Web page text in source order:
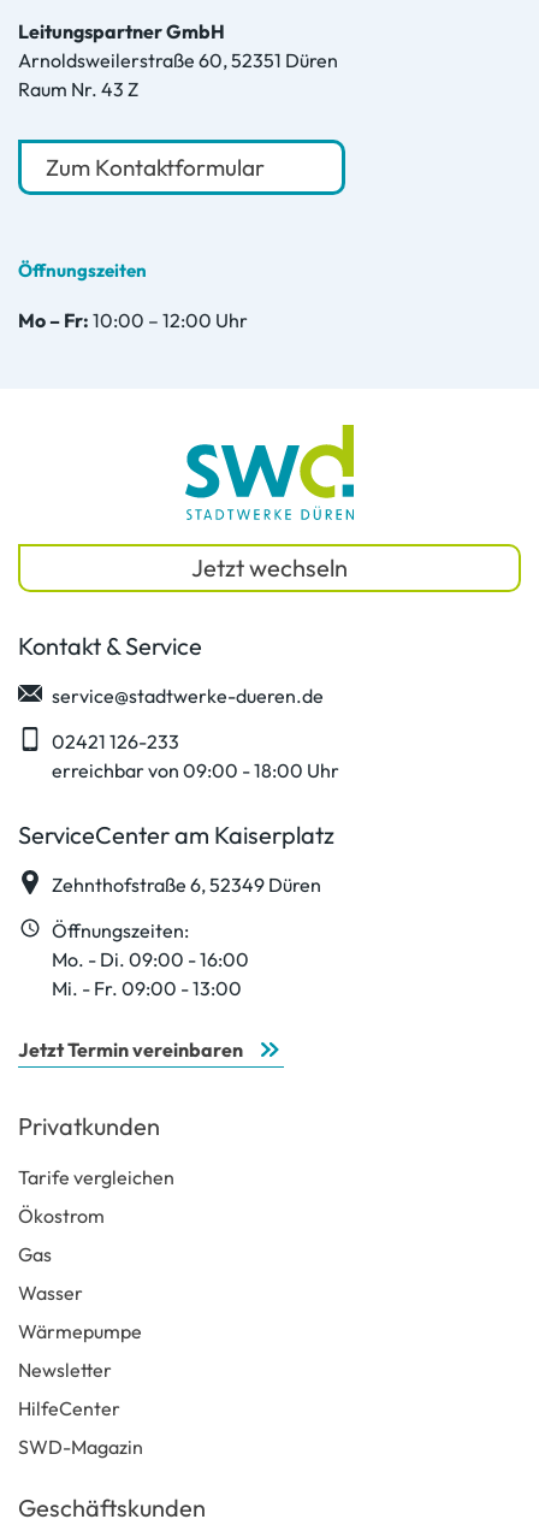
Leitungspartner GmbH
Arnoldsweilerstraße 60, 52351 Düren
Raum Nr. 43 Z
Zum Kontaktformular
Öffnungszeiten
Mo – Fr: 10:00 – 12:00 Uhr
Jetzt wechseln
Kontakt & Service
service@stadtwerke-dueren.de
02421 126-233
erreichbar von 09:00 - 18:00 Uhr
ServiceCenter am Kaiserplatz
Zehnthofstraße 6, 52349 Düren
Öffnungszeiten:
Mo. - Di. 09:00 - 16:00
Mi. - Fr. 09:00 - 13:00
Jetzt Termin vereinbaren
Privatkunden
Tarife vergleichen
Ökostrom
Gas
Wasser
Wärmepumpe
Newsletter
HilfeCenter
SWD-Magazin
Geschäftskunden